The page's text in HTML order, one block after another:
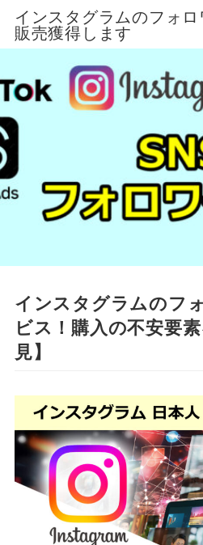
インスタグラムのフォロ
販売獲得します
インスタグラムのフ
ビス！購入の不安要
見】